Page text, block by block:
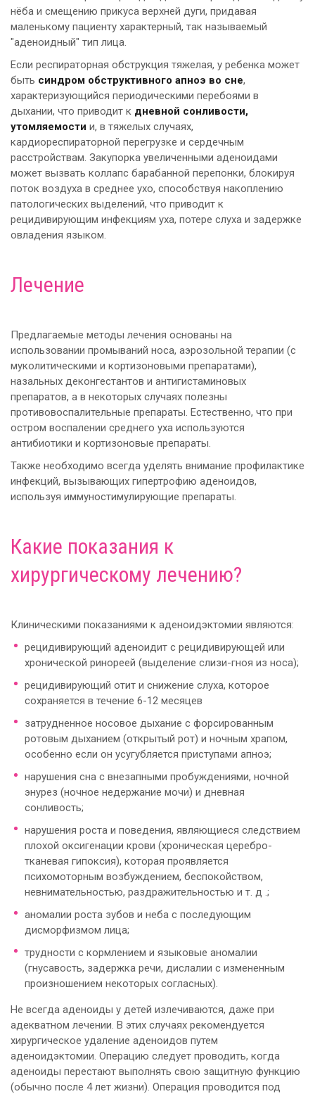
нёба и смещению прикуса верхней дуги, придавая
маленькому пациенту характерный, так называемый
"аденоидный" тип лица.
Если респираторная обструкция тяжелая, у ребенка может
быть синдром обструктивного апноэ во сне,
характеризующийся периодическими перебоями в
дыхании, что приводит к дневной сонливости,
утомляемости и, в тяжелых случаях,
кардиореспираторной перегрузке и сердечным
расстройствам. Закупорка увеличенными аденоидами
может вызвать коллапс барабанной перепонки, блокируя
поток воздуха в среднее ухо, способствуя накоплению
патологических выделений, что приводит к
рецидивирующим инфекциям уха, потере слуха и задержке
овладения языком.
Лечение
Предлагаемые методы лечения основаны на
использовании промываний носа, аэрозольной терапии (с
муколитическими и кортизоновыми препаратами),
назальных деконгестантов и антигистаминовых
препаратов, а в некоторых случаях полезны
противовоспалительные препараты. Естественно, что при
остром воспалении среднего уха используются
антибиотики и кортизоновые препараты.
Также необходимо всегда уделять внимание профилактике
инфекций, вызывающих гипертрофию аденоидов,
используя иммуностимулирующие препараты.
Какие показания к
хирургическому лечению?
Клиническими показаниями к аденоидэктомии являются:
рецидивирующий аденоидит с рецидивирующей или
хронической ринореей (выделение слизи-гноя из носа);
рецидивирующий отит и снижение слуха, которое
сохраняется в течение 6-12 месяцев
затрудненное носовое дыхание с форсированным
ротовым дыханием (открытый рот) и ночным храпом,
особенно если он усугубляется приступами апноэ;
нарушения сна с внезапными пробуждениями, ночной
энурез (ночное недержание мочи) и дневная
сонливость;
нарушения роста и поведения, являющиеся следствием
плохой оксигенации крови (хроническая церебро-
тканевая гипоксия), которая проявляется
психомоторным возбуждением, беспокойством,
невнимательностью, раздражительностью и т. д .;
аномалии роста зубов и неба с последующим
дисморфизмом лица;
трудности с кормлением и языковые аномалии
(гнусавость, задержка речи, дислалии с измененным
произношением некоторых согласных).
Не всегда аденоиды у детей излечиваются, даже при
адекватном лечении. В этих случаях рекомендуется
хирургическое удаление аденоидов путем
аденоидэктомии. Операцию следует проводить, когда
аденоиды перестают выполнять свою защитную функцию
(обычно после 4 лет жизни). Операция проводится под